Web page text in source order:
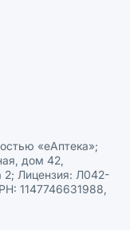
данных
«еАптека»;
дом 42,
2; Лицензия: Л042-
1147746631988,